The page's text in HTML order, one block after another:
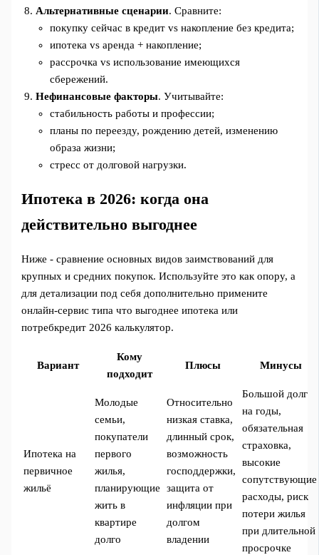
Альтернативные сценарии. Сравните:
покупку сейчас в кредит vs накопление без кредита;
ипотека vs аренда + накопление;
рассрочка vs использование имеющихся
сбережений.
Нефинансовые факторы. Учитывайте:
стабильность работы и профессии;
планы по переезду, рождению детей, изменению
образа жизни;
стресс от долговой нагрузки.
Ипотека в 2026: когда она
действительно выгоднее
Ниже - сравнение основных видов заимствований для
крупных и средних покупок. Используйте это как опору, а
для детализации под себя дополнительно примените
онлайн-сервис типа что выгоднее ипотека или
потребкредит 2026 калькулятор.
Вариант
Кому
подходит
Плюсы Минусы
Ипотека на
первичное
жильё
Молодые
семьи,
покупатели
первого
жилья,
планирующие
жить в
квартире
долго
Относительно
низкая ставка,
длинный срок,
возможность
господдержки,
защита от
инфляции при
долгом
владении
Большой долг
на годы,
обязательная
страховка,
высокие
сопутствующие
расходы, риск
потери жилья
при длительной
просрочке